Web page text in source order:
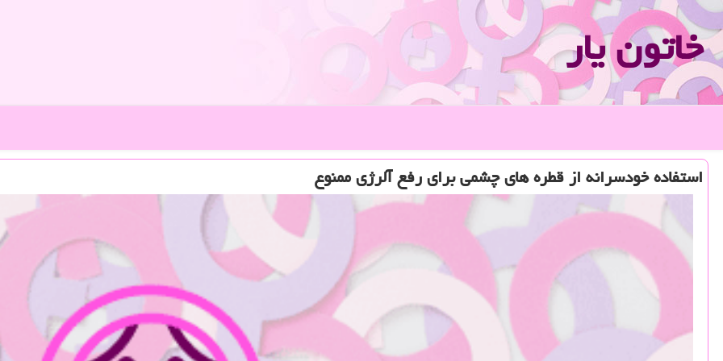
خاتون یار
استفاده خودسرانه از قطره های چشمی برای رفع آلرژی ممنوع